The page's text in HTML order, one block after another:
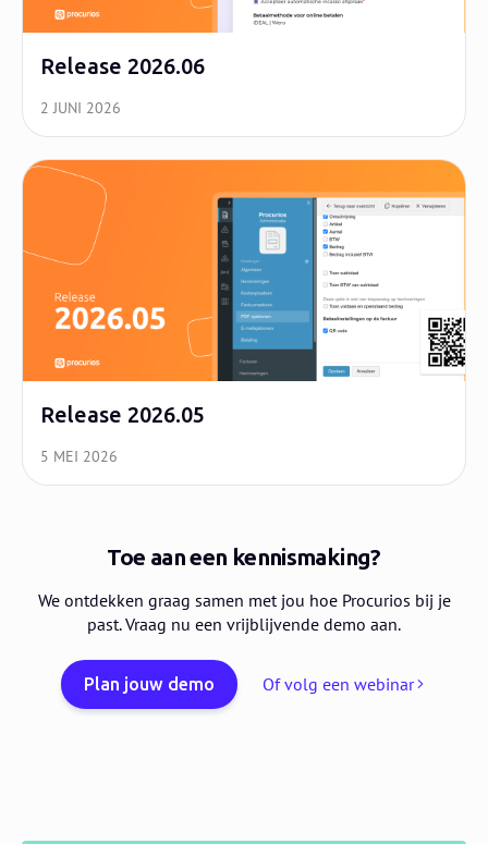
Release 2026.06
2 JUNI 2026
Release 2026.05
5 MEI 2026
Toe aan een kennismaking?
We ontdekken graag samen met jou hoe Procurios bij je
past. Vraag nu een vrijblijvende demo aan.
Plan jouw demo Of volg een webinar